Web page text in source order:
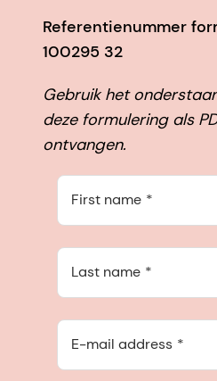
Referentienummer
100295 32
Gebruik het
deze formulering als
ontvangen.
First name
Last name
E-mail address